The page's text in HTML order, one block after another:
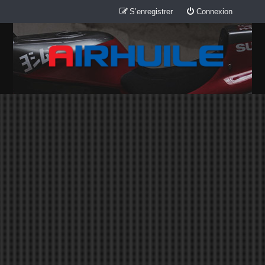
Connexion
S’enregistrer